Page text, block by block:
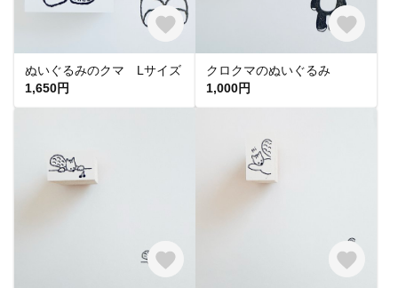
ぬいぐるみのクマ Lサイズ
1,650円
クロクマのぬいぐるみ
1,000円